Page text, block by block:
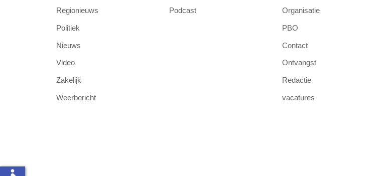
Regionieuws
Politiek
Nieuws
Video
Zakelijk
Weerbericht
Podcast Organisatie
PBO
Contact
Ontvangst
Redactie
vacatures